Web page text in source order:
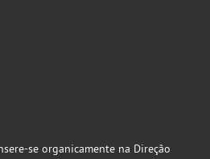
se organicamente na Direção